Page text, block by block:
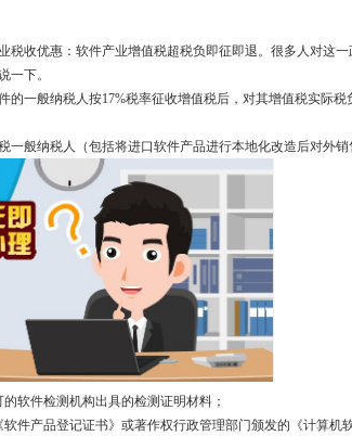
收优惠：软件产业增值税超税负即征即退。很多人对这一
一下。
一般纳税人按17%税率征收增值税后，对其增值税实际税
般纳税人（包括将进口软件产品进行本地化改造后对外销
件检测机构出具的检测证明材料；
产品登记证书》或著作权行政管理部门颁发的《计算机软